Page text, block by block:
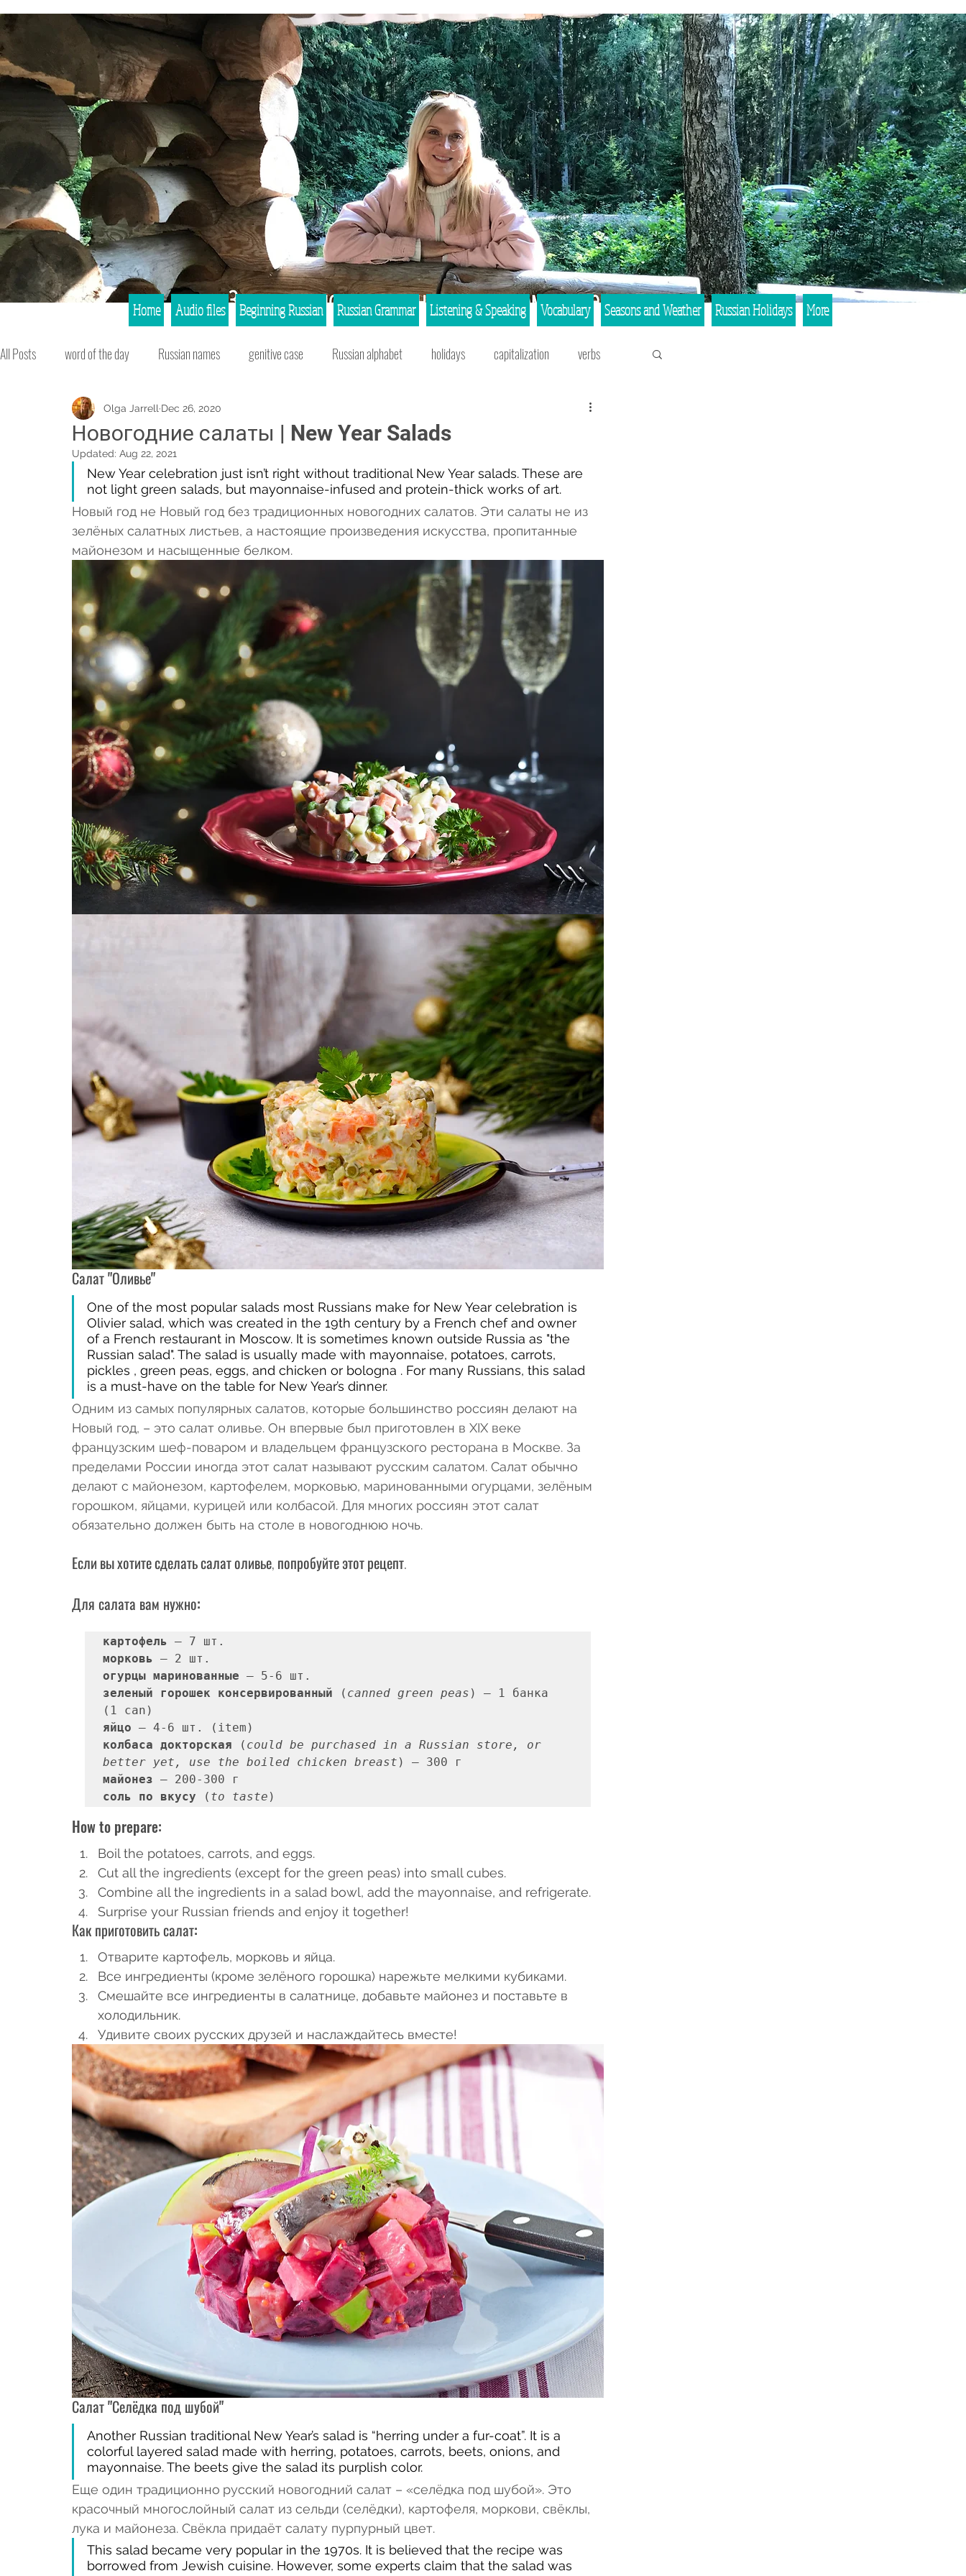
All Posts word of the day Russian names genitive case Russian alphabet holidays capitalization verbs
environment words easily confused prepositions
word formation Russian culture new Russian words grammar instrumental case time expressions
Russian history vocabulary seasons accusative case Russian cooking Russian traditions new year
Новогодние салаты | New Year Salads
Olga Jarrell Dec 26, 2020
Updated: Aug 22, 2021
New Year celebration just isn’t right without traditional New Year salads. These are
not light green salads, but mayonnaise-infused and protein-thick works of art.
Новый год не Новый год без традиционных новогодних салатов. Эти салаты не из
зелёных салатных листьев, а настоящие произведения искусства, пропитанные
майонезом и насыщенные белком.
Салат "Оливье"
One of the most popular salads most Russians make for New Year celebration is
Olivier salad, which was created in the 19th century by a French chef and owner
of a French restaurant in Moscow. It is sometimes known outside Russia as "the
Russian salad". The salad is usually made with mayonnaise, potatoes, carrots,
pickles , green peas, eggs, and chicken or bologna . For many Russians, this salad
is a must-have on the table for New Year’s dinner.
Одним из самых популярных салатов, которые большинство россиян делают на
Новый год, – это салат оливье. Он впервые был приготовлен в XIX веке
французским шеф-поваром и владельцем французского ресторана в Москве. За
пределами России иногда этот салат называют русским салатом. Салат обычно
делают с майонезом, картофелем, морковью, маринованными огурцами, зелёным
горошком, яйцами, курицей или колбасой. Для многих россиян этот салат
обязательно должен быть на столе в новогоднюю ночь.
Если вы хотите сделать салат оливье, попробуйте этот рецепт.
Для салата вам нужно:
картофель
морковь
огурцы маринованные
зеленый горошек консервированный
( canned green peas ) — 1 банка
яйцо
колбаса докторская ( could be purchased in a Russian store, or
better yet, use the boiled chicken breast
майонез
соль по вкусу ﻿( to taste )
How to prepare:
Boil the potatoes, carrots, and eggs.
Cut all the ingredients (except for the green peas) into small cubes.
Combine all the ingredients in a salad bowl, add the mayonnaise, and refrigerate.
Surprise your Russian friends and enjoy it together!
Как приготовить салат:
Отварите картофель, морковь и яйца.
Все ингредиенты (кроме зелёного горошка) нарежьте мелкими кубиками.
Смешайте все ингредиенты в салатнице, добавьте майонез и поставьте в
холодильник.
Удивите своих русских друзей и наслаждайтесь вместе!
Салат "Селёдка под шубой"
Another Russian traditional New Year’s salad is “herring under a fur-coat”. It is a
colorful layered salad made with herring, potatoes, carrots, beets, onions, and
mayonnaise. The beets give the salad its purplish color.
Еще один традиционно русский новогодний салат – «селёдка под шубой». Это
красочный многослойный салат из сельди (селёдки), картофеля, моркови, свёклы,
лука и майонеза. Свёкла придаёт салату пурпурный цвет.
This salad became very popular in the 1970s. It is believed that the recipe was
borrowed from Jewish cuisine. However, some experts claim that the salad was
Home Audio files Beginning Russian Russian Grammar Listening & Speaking Vocabulary Seasons and Weather Russian Holidays More